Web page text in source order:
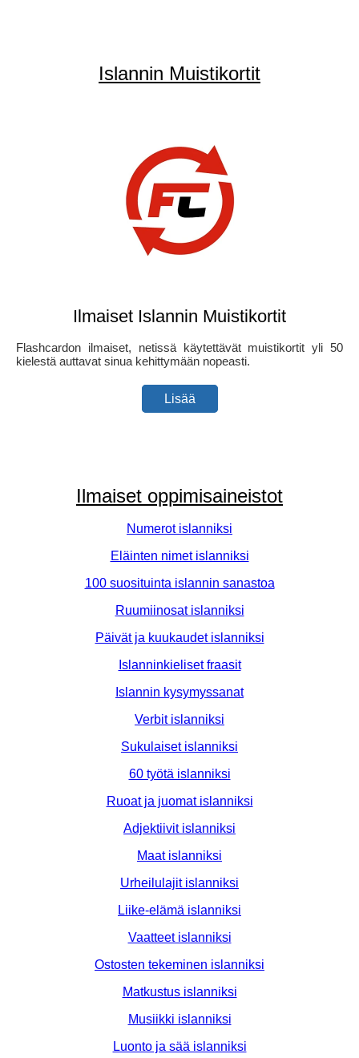
Islannin Muistikortit
Ilmaiset Islannin Muistikortit
Flashcardon ilmaiset, netissä käytettävät muistikortit yli 50
kielestä auttavat sinua kehittymään nopeasti.
Lisää
Ilmaiset oppimisaineistot
Numerot islanniksi
Eläinten nimet islanniksi
100 suosituinta islannin sanastoa
Ruumiinosat islanniksi
Päivät ja kuukaudet islanniksi
Islanninkieliset fraasit
Islannin kysymyssanat
Verbit islanniksi
Sukulaiset islanniksi
60 työtä islanniksi
Ruoat ja juomat islanniksi
Adjektiivit islanniksi
Maat islanniksi
Urheilulajit islanniksi
Liike-elämä islanniksi
Vaatteet islanniksi
Ostosten tekeminen islanniksi
Matkustus islanniksi
Musiikki islanniksi
Luonto ja sää islanniksi